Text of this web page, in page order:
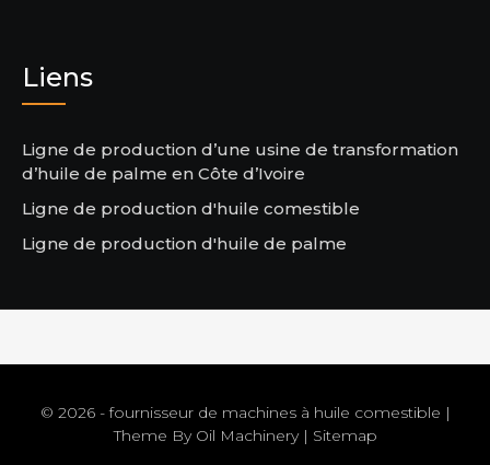
Liens
Ligne de production d’une usine de transformation
d’huile de palme en Côte d’Ivoire
Ligne de production d'huile comestible
Ligne de production d'huile de palme
© 2026 - fournisseur de machines à huile comestible |
Theme By Oil Machinery| Sitemap